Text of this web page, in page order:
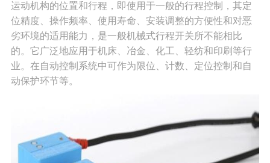
运动机构的位置和行程，即使用于一般的行程控制，其定
位精度、操作频率、使用寿命、安装调整的方便性和对恶
劣环境的适用能力，是一般机械式行程开关所不能相比
的。它广泛地应用于机床、冶金、化工、轻纺和印刷等行
业。在自动控制系统中可作为限位、计数、定位控制和自
动保护环节等。